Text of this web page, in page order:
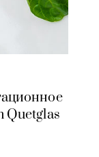
Quetglas